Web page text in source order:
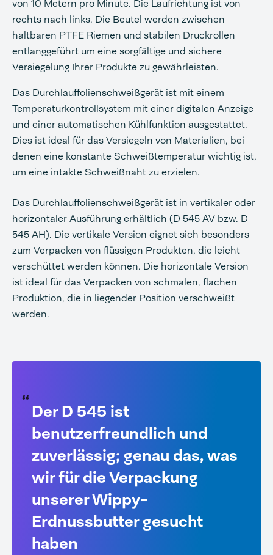
von 10 Metern pro Minute. Die Laufrichtung ist von
rechts nach links. Die Beutel werden zwischen
haltbaren PTFE Riemen und stabilen Druckrollen
entlanggeführt um eine sorgfältige und sichere
Versiegelung Ihrer Produkte zu gewährleisten.
Das Durchlauffolienschweißgerät ist mit einem
Temperaturkontrollsystem mit einer digitalen Anzeige
und einer automatischen Kühlfunktion ausgestattet.
Dies ist ideal für das Versiegeln von Materialien, bei
denen eine konstante Schweißtemperatur wichtig ist,
um eine intakte Schweißnaht zu erzielen.
Das Durchlauffolienschweißgerät ist in vertikaler oder
horizontaler Ausführung erhältlich (D 545 AV bzw. D
545 AH). Die vertikale Version eignet sich besonders
zum Verpacken von flüssigen Produkten, die leicht
verschüttet werden können. Die horizontale Version
ist ideal für das Verpacken von schmalen, flachen
Produktion, die in liegender Position verschweißt
werden.
Der D 545 ist
benutzerfreundlich und
zuverlässig; genau das, was
wir für die Verpackung
unserer Wippy-
Erdnussbutter gesucht
haben